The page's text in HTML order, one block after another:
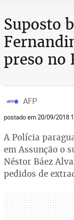
Suposto
preso no
AFP
postado em 20/09/2018
A Polícia
em Assunção o
Néstor Báez
pedidos de